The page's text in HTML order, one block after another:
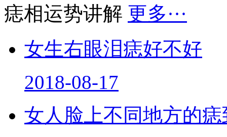
痣相运势讲解 更多···
女生右眼泪痣好不好
2018-08-17
女人脸上不同地方的